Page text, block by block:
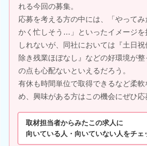
れる今回の募集。
応募を考える方の中には、「やって
かく忙しそう…」といったイメージを
しれないが、同社においては『土日
除き残業ほぼなし』などの好環境が
の点も心配ないといえるだろう。
有休も時間単位で取得できるなど柔
め、興味がある方はこの機会にぜひ応
取材担当者からみたこの求人に
向いている人・向いていない人をチェ